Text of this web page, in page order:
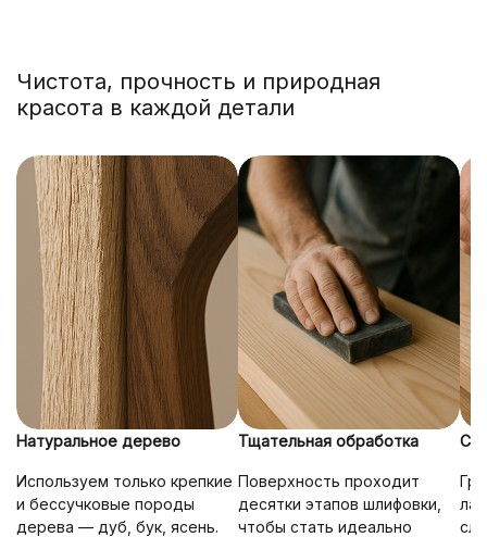
Чистота, прочность и природная
красота в каждой детали
Натуральное дерево
Используем только крепкие
и бессучковые породы
дерева — дуб, бук, ясень.
Тщательная обработка
Поверхность проходит
десятки этапов шлифовки,
чтобы стать идеально